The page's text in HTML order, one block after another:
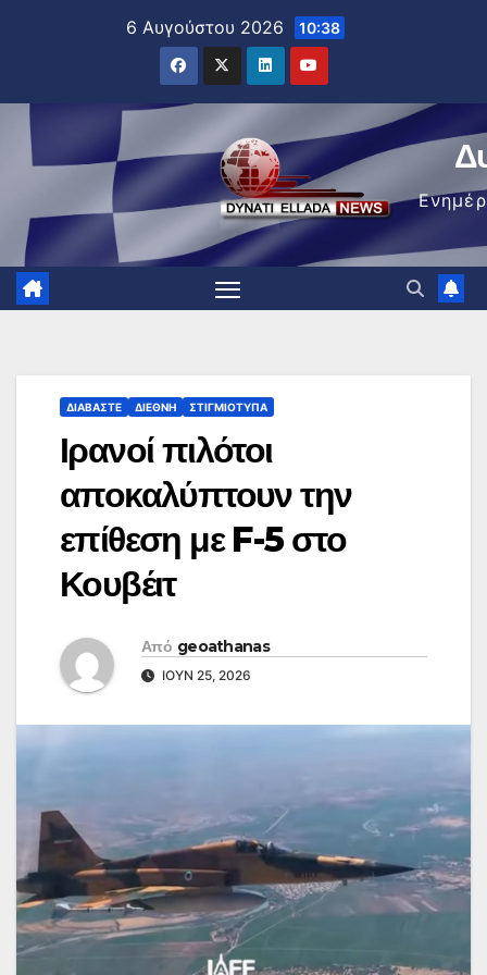
6 Αυγούστου 2026 10:38
ΔΙΑΒΆΣΤΕ ΔΙΕΘΝΉ ΣΤΙΓΜΙΌΤΥΠΑ
Ιρανοί πιλότοι
αποκαλύπτουν την
επίθεση με F-5 στο
Κουβέιτ
Από geoathanas
ΙΟΎΝ 25, 2026